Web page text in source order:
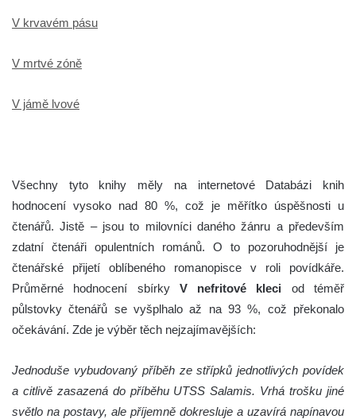
V krvavém pásu
V mrtvé zóně
V jámě lvové
Všechny tyto knihy měly na internetové Databázi knih
hodnocení vysoko nad 80 %, což je měřítko úspěšnosti u
čtenářů. Jistě – jsou to milovníci daného žánru a především
zdatní čtenáři opulentních románů. O to pozoruhodnější je
čtenářské přijetí oblíbeného romanopisce v roli povídkáře.
Průměrné hodnocení sbírky V nefritové kleci od téměř
půlstovky čtenářů se vyšplhalo až na 93 %, což překonalo
očekávání. Zde je výběr těch nejzajímavějších:
Jednoduše vybudovaný příběh ze střípků jednotlivých povídek
a citlivě zasazená do příběhu UTSS Salamis. Vrhá trošku jiné
světlo na postavy, ale příjemně dokresluje a uzavírá napínavou